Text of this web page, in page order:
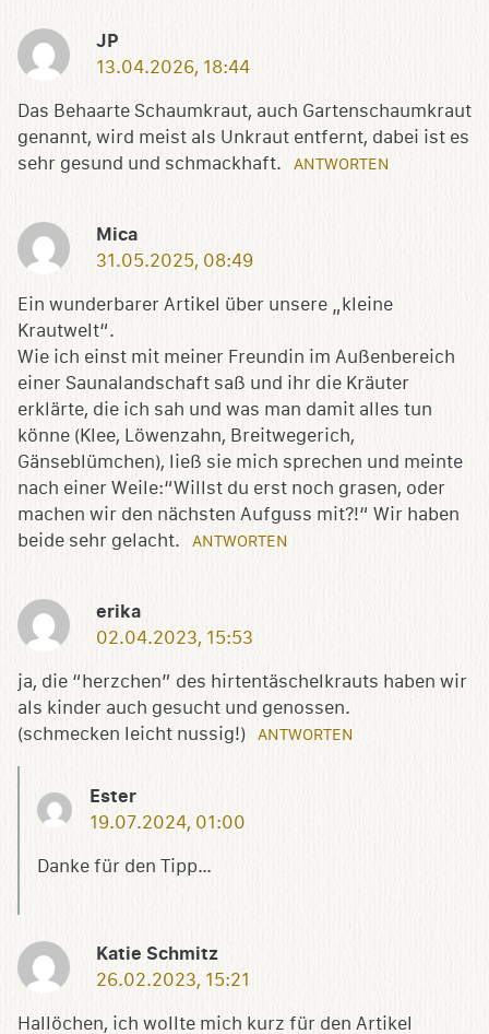
JP
13.04.2026, 18:44
Das Behaarte Schaumkraut, auch Gartenschaumkraut
genannt, wird meist als Unkraut entfernt, dabei ist es
sehr gesund und schmackhaft.
ANTWORTEN
Mica
31.05.2025, 08:49
Ein wunderbarer Artikel über unsere „kleine
Krautwelt“.
Wie ich einst mit meiner Freundin im Außenbereich
einer Saunalandschaft saß und ihr die Kräuter
erklärte, die ich sah und was man damit alles tun
könne (Klee, Löwenzahn, Breitwegerich,
Gänseblümchen), ließ sie mich sprechen und meinte
nach einer Weile:“Willst du erst noch grasen, oder
machen wir den nächsten Aufguss mit?!“ Wir haben
beide sehr gelacht.
ANTWORTEN
erika
02.04.2023, 15:53
ja, die “herzchen” des hirtentäschelkrauts haben wir
als kinder auch gesucht und genossen.
(schmecken leicht nussig!)
ANTWORTEN
Ester
19.07.2024, 01:00
Danke für den Tipp…
Katie Schmitz
26.02.2023, 15:21
Hallöchen, ich wollte mich kurz für den Artikel